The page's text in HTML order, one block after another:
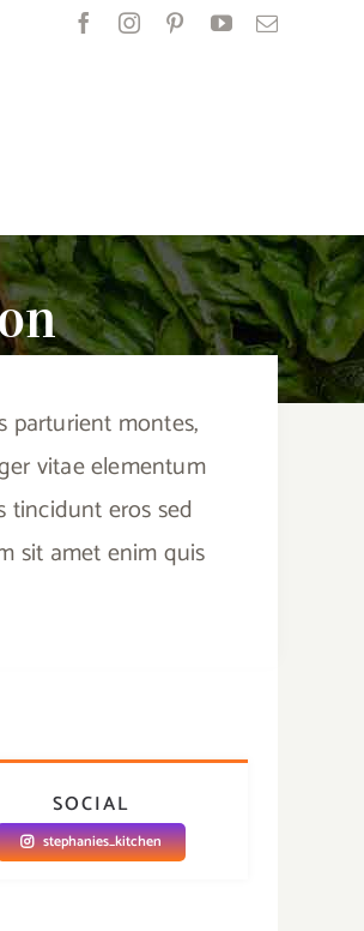
Facebook
InstagramPinterestYouTubeEmail
parturient montes,
vitae elementum
tincidunt eros sed
sit amet enim quis
SOCIAL
stephanies_kitchen